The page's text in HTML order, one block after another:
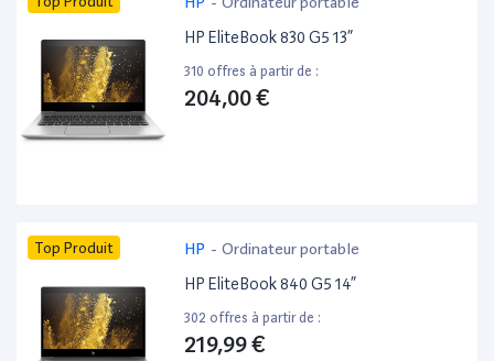
HP EliteBook 830 G5 13”
310 offres à partir de :
204,00 €
Top Produit HP - Ordinateur portable
HP EliteBook 840 G5 14”
302 offres à partir de :
219,99 €